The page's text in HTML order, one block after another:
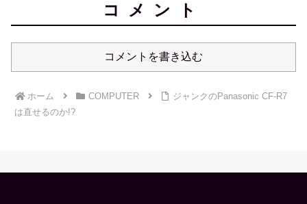
コメント
コメントを書き込む
ホーム COMPUTER
ジャンクのPanasonic CF-R7
は直せるのか!?